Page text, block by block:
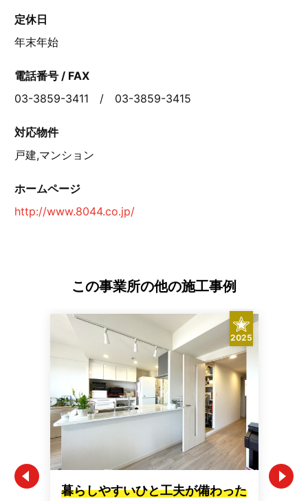
定休日
年末年始
電話番号 / FAX
03-3859-3411 / 03-3859-3415
対応物件
戸建,マンション
ホームページ
http://www.8044.co.jp/
この事業所の他の施工事例
2025
暮らしやすいひと工夫が備わった